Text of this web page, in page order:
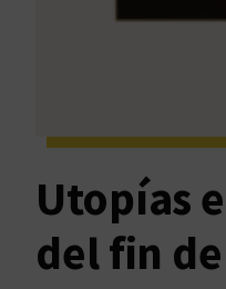
Utopías
del fin